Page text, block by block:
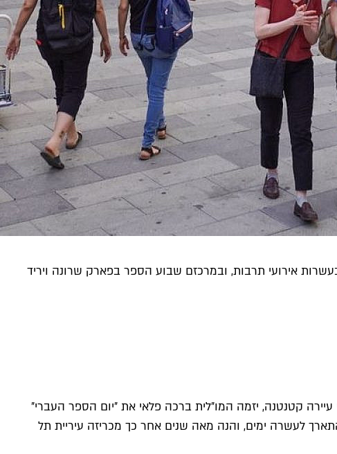
וכמה שבועות מאז שנוסד כ״יום הספר העברי״, תציין עיריית תל אביב-יפו תציין את חודש הספר העברי (30.6-9.6) בעשרות אירועי תרבות, ובמרכזם שבוע הספר בפארק שרונה ויריד
אביב תמיד הייתה עיר של ספרים, סיפורים, סופרים ומשוררים, וכבר ב-1926 בעודה בקושי עיירה קטנטנה, יזמה המו״לית ברכה פלאי את ״יום הספר העברי״
השבוע התארך לעשרה ימים, והנה מאה שנים אחר כך מכריזה עיריית תל